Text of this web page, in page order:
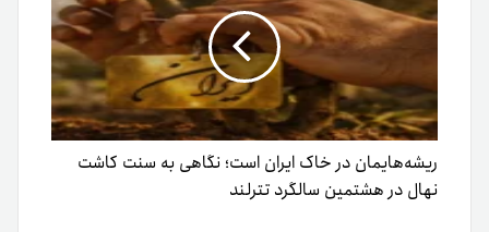
ریشه‌هایمان در خاک ایران است؛ نگاهی به سنت کاشت
نهال در هشتمین سالگرد تترلند